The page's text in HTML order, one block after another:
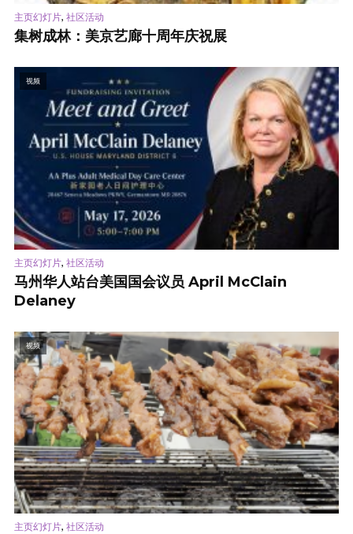
主页幻灯片, 社区活动
集树成林：美京艺廊十周年庆祝展
视频
主页幻灯片, 社区活动
马州华人站台美国国会议员 April McClain
Delaney
视频
主页幻灯片, 社区活动